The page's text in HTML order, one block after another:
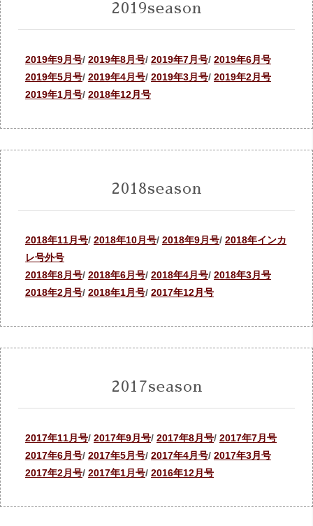
2019season
2019年9月号/ 2019年8月号/ 2019年7月号/ 2019年6月号
2019年5月号/ 2019年4月号/ 2019年3月号/ 2019年2月号
2019年1月号/ 2018年12月号
2018season
2018年11月号/ 2018年10月号/ 2018年9月号/ 2018年インカ
レ号外号
2018年8月号/ 2018年6月号/ 2018年4月号/ 2018年3月号
2018年2月号/ 2018年1月号/ 2017年12月号
2017season
2017年11月号/ 2017年9月号/ 2017年8月号/ 2017年7月号
2017年6月号/ 2017年5月号/ 2017年4月号/ 2017年3月号
2017年2月号/ 2017年1月号/ 2016年12月号